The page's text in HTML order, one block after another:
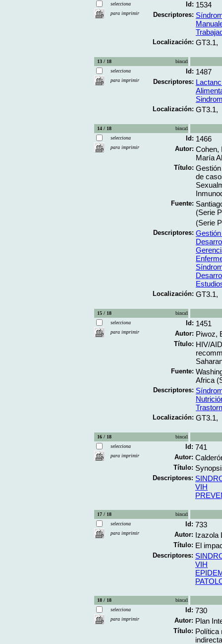
selecciona
para imprimir
Id: 1534
Descriptores:
Localización: GT3.1,
13 / 18
binca1
selecciona
para imprimir
Id: 1487
Descriptores:
Localización: GT3.1,
14 / 18
binca1
selecciona
para imprimir
Id: 1466
Autor: Cohen,
María
Título:
de
Fuente:
(Serie
(Serie
Descriptores:
Localización: GT3.1,
15 / 18
binca1
selecciona
para imprimir
Id: 1451
Autor: Piwoz,
Título: HIV/
Fuente:
Africa
Descriptores:
Localización: GT3.1,
16 / 18
binca1
selecciona
para imprimir
Id: 741
Autor:
Título:
Descriptores:
VIH
17 / 18
binca1
selecciona
para imprimir
Id: 733
Autor: Izazola
Título: El
Descriptores:
VIH
18 / 18
binca1
selecciona
para imprimir
Id: 730
Autor: Plan
Título: Política